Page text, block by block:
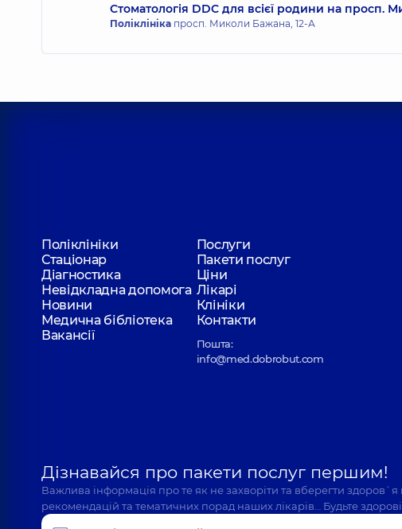
Стоматологія DDC для всієї родини на просп.
Поліклініка просп. Миколи Бажана, 12-А
Поліклініки
Послуги
Стаціонар
Пакети послуг
Діагностика
Ціни
Невідкладна допомога Лікарі
Новини
Клініки
Медична бібліотека
Контакти
Вакансії
Пошта:
info@med.dobrobut.com
Дізнавайся про пакети послуг першим!
Важлива інформація про те як не захворіти та вберегти
рекомендацій та тематичних порад наших лікарів… Будьте